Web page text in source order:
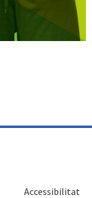
Accessibilitat